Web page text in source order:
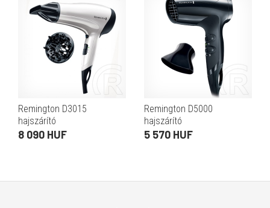
Remington D3015
hajszárító
8 090 HUF
Remington D5000
hajszárító
5 570 HUF